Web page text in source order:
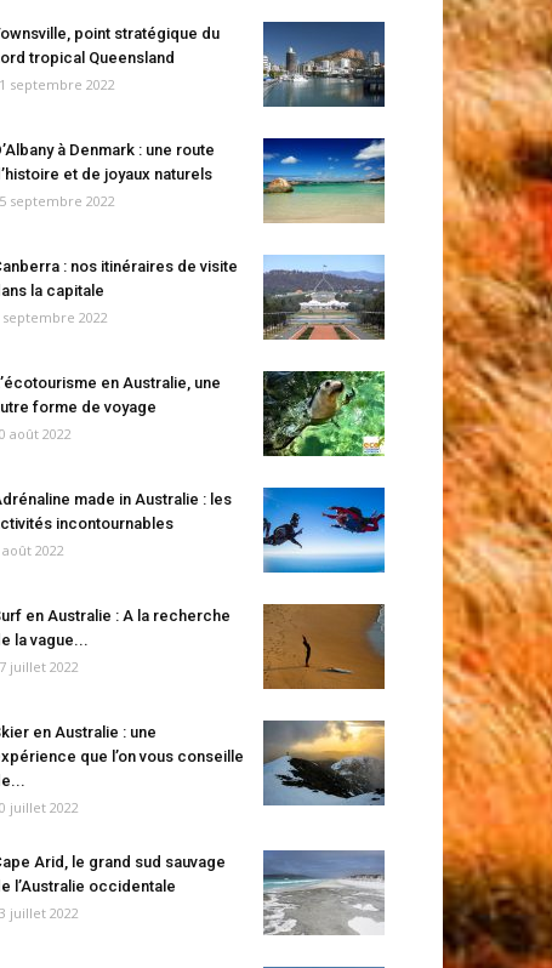
point stratégique du
tropical Queensland
septembre 2022
à Denmark : une route
et de joyaux naturels
septembre 2022
: nos itinéraires de visite
la capitale
septembre 2022
en Australie, une
forme de voyage
août 2022
made in Australie : les
incontournables
août 2022
en Australie : A la recherche
la vague...
juillet 2022
en Australie : une
que l’on vous conseille
juillet 2022
Arid, le grand sud sauvage
l’Australie occidentale
juillet 2022